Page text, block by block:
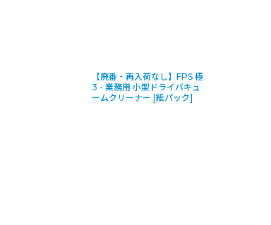
【廃番・再入荷なし】FPS 極
3 - 業務用 小型ドライバキュ
ームクリーナー [紙パック]